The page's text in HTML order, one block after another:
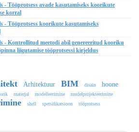
- Tööprotsess avade kasutamiseks koorikute
korral
- Tööprotsess koorikute kasutamiseks
- Kontrollitud meetodi abil genereeritud kooriku
liigutamise tööprotsessi kirjeldus
Arhitektuur BIM disain hoone
materjal modelleerimine mudelprojekteerimine
shell spetsifikatsioon tööprotsess